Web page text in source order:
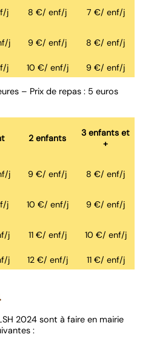
j 8 €/ enf/j 7 €/ enf/j
j 9 €/ enf/j 8 €/ enf/j
j 10 €/ enf/j 9 €/ enf/j
– Prix de repas : 5 euros
2 enfants
3 enfants et
+
j 9 €/ enf/j 8 €/ enf/j
j 10 €/ enf/j 9 €/ enf/j
j 11 €/ enf/j 10 €/ enf/j
j 12 €/ enf/j 11 €/ enf/j
2024 sont à faire en mairie
: